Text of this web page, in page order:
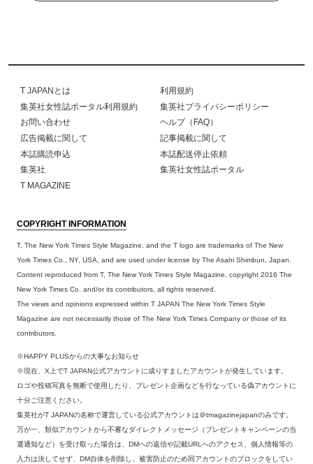
T JAPANとは
利用規約
集英社女性誌ポータル利用規約
集英社プライバシーポリシー
お問い合わせ
ヘルプ（FAQ）
広告掲載に関して
記事掲載に関して
本誌購読申込
本誌配送停止依頼
集英社
集英社女性誌ポータル
T MAGAZINE
COPYRIGHT INFORMATION
T, The New York Times Style Magazine, and the T logo are trademarks of The New
York Times Co., NY, USA, and are used under license by The Asahi Shimbun, Japan.
Content reproduced from T, The New York Times Style Magazine, copyright 2016 The
New York Times Co. and/or its contributors, all rights reserved.
The views and opinions expressed within T JAPAN The New York Times Style
Magazine are not necessarily those of The New York Times Company or those of its
contributors.
※HAPPY PLUSからの大事なお知らせ
※現在、X上でT JAPAN公式アカウントに成りすましたアカウントが発生しています。
ロゴや投稿写真を無断で使用したり、プレゼント企画などを行なっている偽アカウントに
十分ご注意ください。
集英社がT JAPANの名称で運営している公式アカウントは＠tmagazinejapanのみです。
万が一、類似アカウントから不審なダイレクトメッセージ（プレゼントキャンペーンの当
選通知など）を受け取った場合は、DMへの返信や記載URLへのアクセス、個人情報等の
入力は決してせず、DM自体を削除し、被害防止のため同アカウントのブロックをしてい